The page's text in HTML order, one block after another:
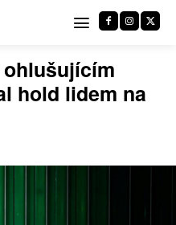
hold lidem na